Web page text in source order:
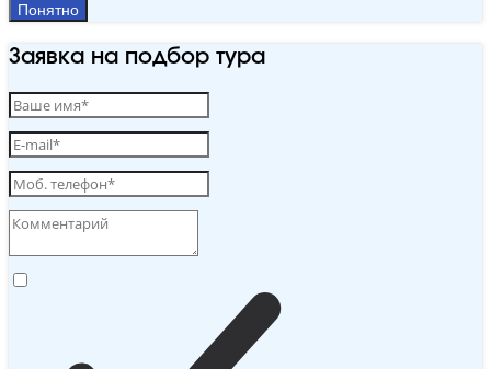
Понятно
Заявка на подбор тура